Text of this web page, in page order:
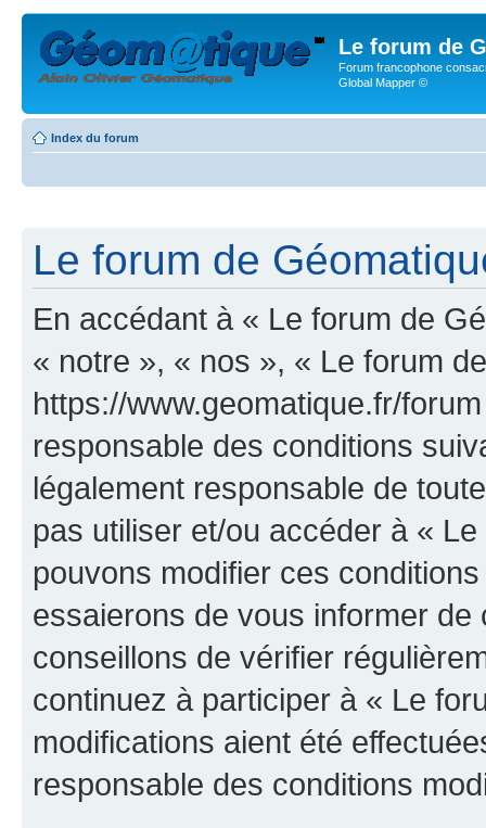
Le forum de
Forum francophone
Global Mapper ©
Index du forum
Le forum de
En accédant à « Le forum de
« notre », « nos », « Le forum
https://www.geomatique.fr/
responsable des conditions
légalement responsable de
pas utiliser et/ou accéder à «
pouvons modifier ces
essaierons de vous informer
conseillons de vérifier
continuez à participer à « Le
modifications aient été
responsable des conditions